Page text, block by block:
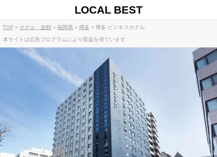
LOCAL BEST
TOP ホテル・旅館 福岡県 博多 博多 ビジネスホテル
本サイトは広告プログラムにより収益を得ています